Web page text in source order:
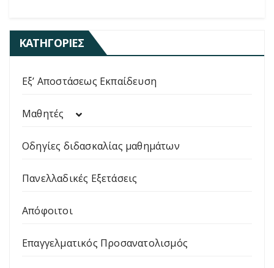
ΚΑΤΗΓΟΡΊΕΣ
Εξ’ Αποστάσεως Εκπαίδευση
Μαθητές
Οδηγίες διδασκαλίας μαθημάτων
Πανελλαδικές Εξετάσεις
Απόφοιτοι
Επαγγελματικός Προσανατολισμός